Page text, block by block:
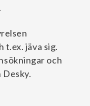
t.ex. jäva sig.
och